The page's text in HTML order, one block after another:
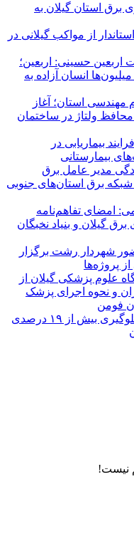
برق استان گیلان به
از مواکب گیلانی در
اربعین حسینی: اربعین؛
انسان آزاده به
مهندسی استان؛ آغاز
ولتاژ در ساختمان
بیماریابی در
بیمارستانی
مدیر عامل برق
شبكه برق استان‌های جنوبی
امضای تفاهم‌نامه
گیلان و بنیاد نخبگان
شهردار رشت برگزار
پروژه‌ها
علوم پزشکی گیلان از
و نحوه اجرای پزشک
فومن
با استفاده از تعمیرات خط گرم جلوگیری بیش از ۱۹ درصدی